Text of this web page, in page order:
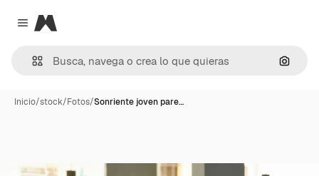
Close menu
Magnific
Inicio/stock/Fotos/Sonriente joven pare…